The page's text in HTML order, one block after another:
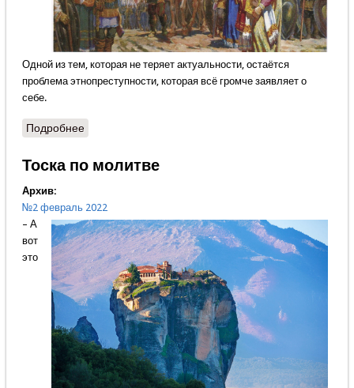
Одной из тем, которая не теряет актуальности, остаётся
проблема этнопреступности, которая всё громче заявляет о
себе.
Подробнеео Наших бьют
Тоска по молитве
Архив:
№2 февраль 2022
– А
вот
это